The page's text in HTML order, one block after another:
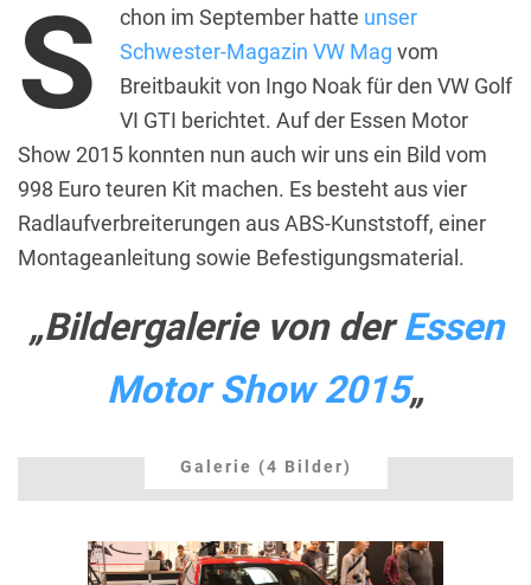
S chon im September hatte unser
Schwester-Magazin VW Mag vom
Breitbaukit von Ingo Noak für den VW Golf
VI GTI berichtet. Auf der Essen Motor
Show 2015 konnten nun auch wir uns ein Bild vom
998 Euro teuren Kit machen. Es besteht aus vier
Radlaufverbreiterungen aus ABS-Kunststoff, einer
Montageanleitung sowie Befestigungsmaterial.
„Bildergalerie von derEssen
Motor Show 2015„
Galerie (4 Bilder)